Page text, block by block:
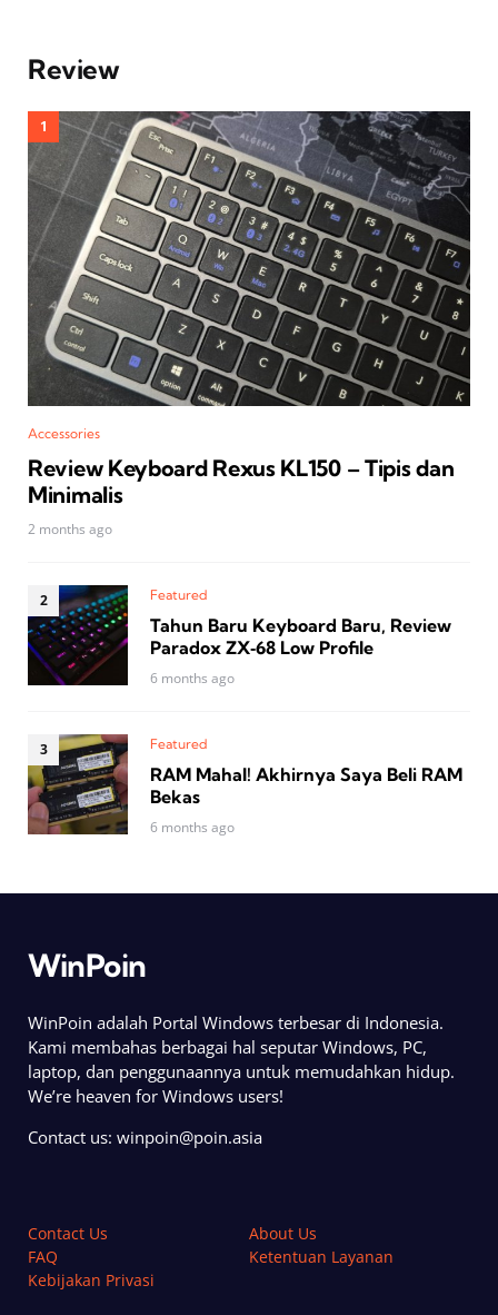
Review
Accessories
Review Keyboard Rexus KL150 – Tipis dan
Minimalis
2 months ago
Featured
Tahun Baru Keyboard Baru, Review
Paradox ZX‑68 Low Profile
6 months ago
Featured
RAM Mahal! Akhirnya Saya Beli RAM
Bekas
6 months ago
WinPoin
WinPoin adalah Portal Windows terbesar di Indonesia.
Kami membahas berbagai hal seputar Windows, PC,
laptop, dan penggunaannya untuk memudahkan hidup.
We’re heaven for Windows users!
Contact us: winpoin@poin.asia
Contact Us
About Us
FAQ
Ketentuan Layanan
Kebijakan Privasi